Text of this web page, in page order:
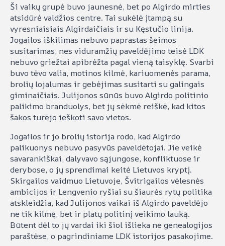
Ši vaikų grupė buvo jaunesnė, bet po Algirdo mirties
atsidūrė valdžios centre. Tai sukėlė įtampą su
vyresniaisiais Algirdaičiais ir su Kęstučio linija.
Jogailos iškilimas nebuvo paprastas šeimos
susitarimas, nes viduramžių paveldėjimo teisė LDK
nebuvo griežtai apibrėžta pagal vieną taisyklę. Svarbi
buvo tėvo valia, motinos kilmė, kariuomenės parama,
brolių lojalumas ir gebėjimas susitarti su galingais
giminaičiais. Julijonos sūnūs buvo Algirdo politinio
palikimo branduolys, bet jų sėkmė reiškė, kad kitos
šakos turėjo ieškoti savo vietos.
Jogailos ir jo brolių istorija rodo, kad Algirdo
palikuonys nebuvo pasyvūs paveldėtojai. Jie veikė
savarankiškai, dalyvavo sąjungose, konfliktuose ir
derybose, o jų sprendimai keitė Lietuvos kryptį.
Skirgailos vaidmuo Lietuvoje, Švitrigailos vėlesnės
ambicijos ir Lengvenio ryšiai su šiaurės rytų politika
atskleidžia, kad Julijonos vaikai iš Algirdo paveldėjo
ne tik kilmę, bet ir platų politinį veikimo lauką.
Būtent dėl to jų vardai iki šiol išlieka ne genealogijos
paraštėse, o pagrindiniame LDK istorijos pasakojime.